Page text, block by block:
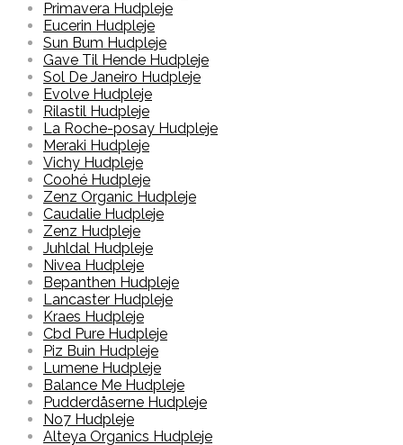
Primavera Hudpleje
Eucerin Hudpleje
Sun Bum Hudpleje
Gave Til Hende Hudpleje
Sol De Janeiro Hudpleje
Evolve Hudpleje
Rilastil Hudpleje
La Roche-posay Hudpleje
Meraki Hudpleje
Vichy Hudpleje
Coohé Hudpleje
Zenz Organic Hudpleje
Caudalie Hudpleje
Zenz Hudpleje
Juhldal Hudpleje
Nivea Hudpleje
Bepanthen Hudpleje
Lancaster Hudpleje
Kraes Hudpleje
Cbd Pure Hudpleje
Piz Buin Hudpleje
Lumene Hudpleje
Balance Me Hudpleje
Pudderdåserne Hudpleje
No7 Hudpleje
Alteya Organics Hudpleje